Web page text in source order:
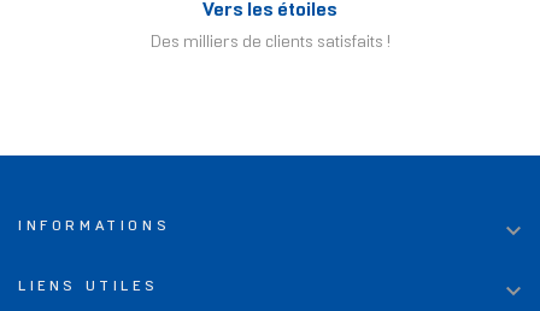
Vers les étoiles
Des milliers de clients satisfaits !
INFORMATIONS 
LIENS UTILES 